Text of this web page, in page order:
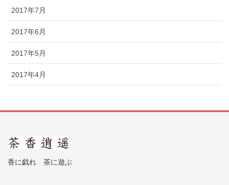
2017年7月
2017年6月
2017年5月
2017年4月
香に戯れ 茶に遊ぶ